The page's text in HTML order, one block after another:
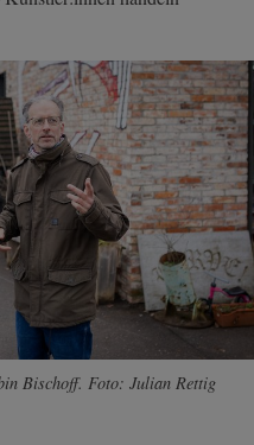
Bischoff. Foto: Julian Rettig